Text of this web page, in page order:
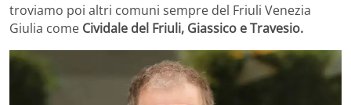
troviamo poi altri comuni sempre del Friuli Venezia
Giulia come Cividale del Friuli, Giassico e Travesio.